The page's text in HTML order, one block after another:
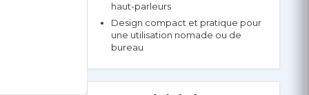
haut-parleurs
Design compact et pratique pour
une utilisation nomade ou de
bureau